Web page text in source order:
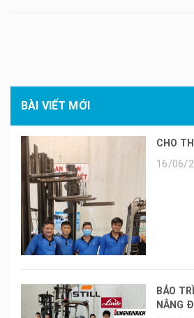
BÀI VIẾT MỚI
CHO
16/06/
BẢO
NÂNG